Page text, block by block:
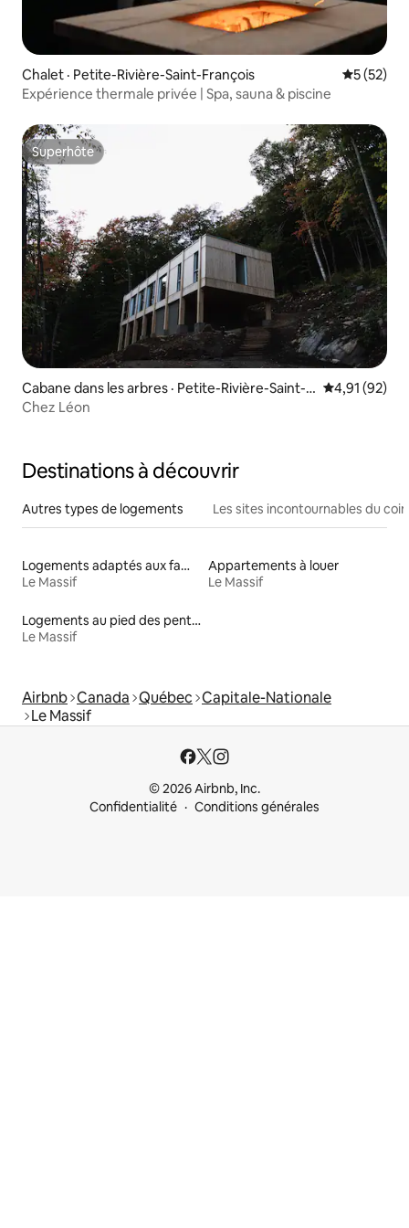
Chalet · Petite-Rivière-Saint-François Note
5 (52)
Expérience thermale privée | Spa, sauna & piscine
Superhôte
Superhôte
Cabane dans les arbres · Petite-Rivière-Saint-F
rançois
Note
4,91 (92)
Chez Léon
Destinations à découvrir
Autres types de logements Les sites incontournables du coin
Logements adaptés aux familles à louer
Le Massif
Appartements à louer
Le Massif
Logements au pied des pentes à louer
Le Massif
Airbnb Canada Québec Capitale-Nationale
Le Massif
© 2026 Airbnb, Inc.
Confidentialité
Conditions générales